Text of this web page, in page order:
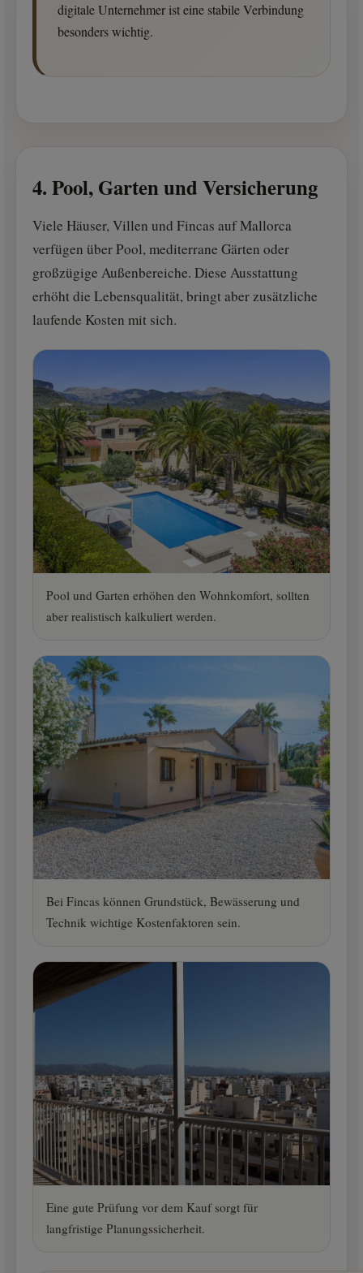
digitale Unternehmer ist eine stabile Verbindung
besonders wichtig.
4. Pool, Garten und Versicherung
Viele Häuser, Villen und Fincas auf Mallorca
verfügen über Pool, mediterrane Gärten oder
großzügige Außenbereiche. Diese Ausstattung
erhöht die Lebensqualität, bringt aber zusätzliche
laufende Kosten mit sich.
Pool und Garten erhöhen den Wohnkomfort, sollten
aber realistisch kalkuliert werden.
Bei Fincas können Grundstück, Bewässerung und
Technik wichtige Kostenfaktoren sein.
Eine gute Prüfung vor dem Kauf sorgt für
langfristige Planungssicherheit.